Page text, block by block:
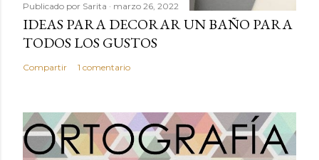
Publicado por Sarita marzo 26, 2022
IDEAS PARA DECORAR UN BAÑO PARA
TODOS LOS GUSTOS
Compartir 1 comentario